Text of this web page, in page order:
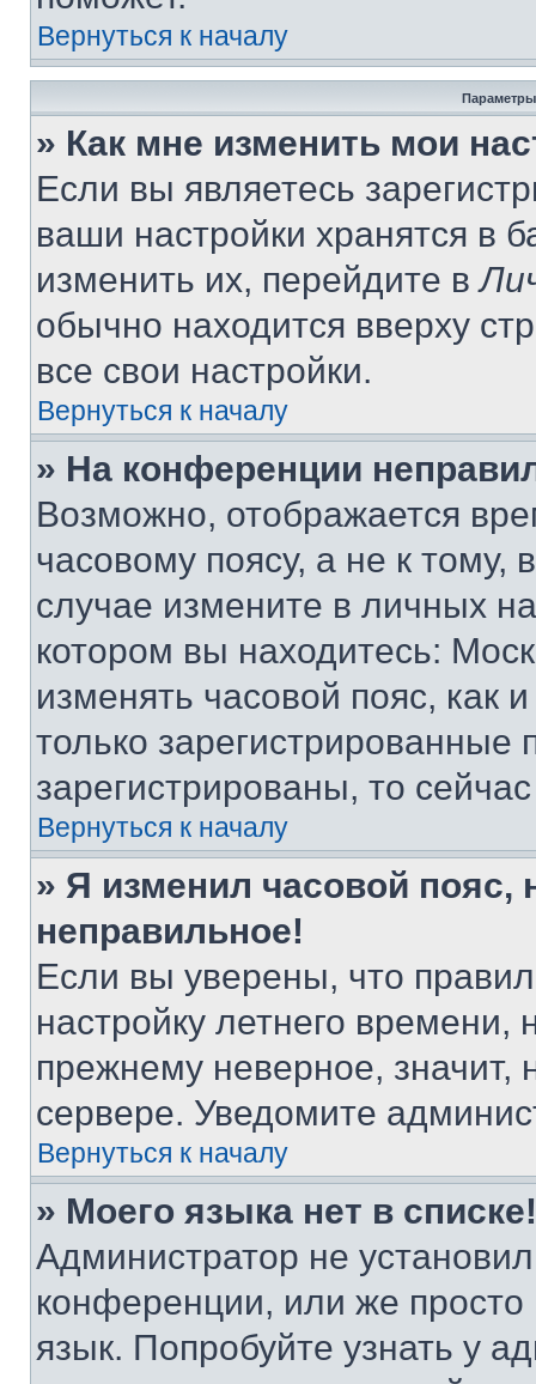
Вернуться к началу
Параметры
» Как мне изменить мои
Если вы являетесь
ваши настройки хранятся в
изменить их, перейдите в
обычно находится вверху
все свои настройки.
Вернуться к началу
» На конференции
Возможно, отображается
часовому поясу, а не к тому,
случае измените в личных
котором вы находитесь:
изменять часовой пояс, как
только
зарегистрированы, то
Вернуться к началу
» Я изменил часовой пояс,
неправильное!
Если вы уверены, что
настройку летнего
прежнему неверное, значит,
сервере. Уведомите
Вернуться к началу
» Моего языка нет в списке!
Администратор не
конференции, или же
язык. Попробуйте узнать у